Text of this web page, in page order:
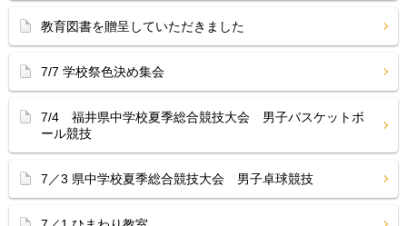
教育図書を贈呈していただきました
7/7 学校祭色決め集会
7/4 福井県中学校夏季総合競技大会 男子バスケットボ
ール競技
7／3 県中学校夏季総合競技大会 男子卓球競技